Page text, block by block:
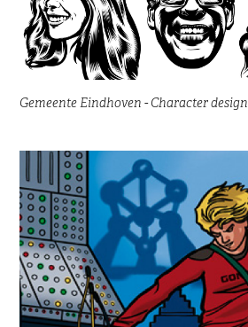
Gemeente Eindhoven - Character design